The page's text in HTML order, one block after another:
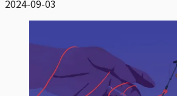
2024-09-03